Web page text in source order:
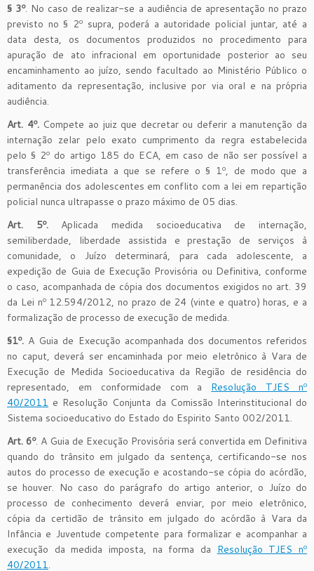
§ 3º. No caso de realizar-se a audiência de apresentação no prazo
previsto no § 2º supra, poderá a autoridade policial juntar, até a
data desta, os documentos produzidos no procedimento para
apuração de ato infracional em oportunidade posterior ao seu
encaminhamento ao juízo, sendo facultado ao Ministério Público o
aditamento da representação, inclusive por via oral e na própria
audiência.
Art. 4º.Compete ao juiz que decretar ou deferir a manutenção da
internação zelar pelo exato cumprimento da regra estabelecida
pelo § 2º do artigo 185 do ECA, em caso de não ser possível a
transferência imediata a que se refere o § 1º, de modo que a
permanência dos adolescentes em conflito com a lei em repartição
policial nunca ultrapasse o prazo máximo de 05 dias.
Art. 5º.Aplicada medida socioeducativa de internação,
semiliberdade, liberdade assistida e prestação de serviços à
comunidade, o Juízo determinará, para cada adolescente, a
expedição de Guia de Execução Provisória ou Definitiva, conforme
o caso, acompanhada de cópia dos documentos exigidos no art. 39
da Lei nº 12.594/2012, no prazo de 24 (vinte e quatro) horas, e a
formalização de processo de execução de medida.
§1º. A Guia de Execução acompanhada dos documentos referidos
no caput, deverá ser encaminhada por meio eletrônico à Vara de
Execução de Medida Socioeducativa da Região de residência do
representado, em conformidade com a Resolução TJES nº
40/2011 e Resolução Conjunta da Comissão Interinstitucional do
Sistema socioeducativo do Estado do Espirito Santo 002/2011.
Art. 6º. A Guia de Execução Provisória será convertida em Definitiva
quando do trânsito em julgado da sentença, certificando-se nos
autos do processo de execução e acostando-se cópia do acórdão,
se houver. No caso do parágrafo do artigo anterior, o Juízo do
processo de conhecimento deverá enviar, por meio eletrônico,
cópia da certidão de trânsito em julgado do acórdão à Vara da
Infância e Juventude competente para formalizar e acompanhar a
execução da medida imposta, na forma da Resolução TJES nº
40/2011.